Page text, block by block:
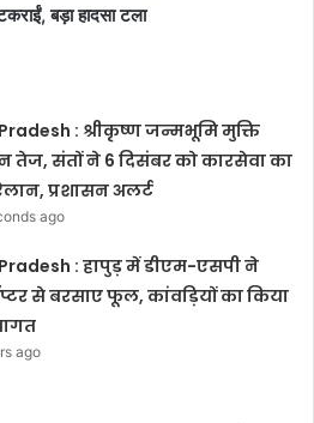
बड़ा हादसा टला
: श्रीकृष्ण जन्मभूमि मुक्ति
तेज, संतों ने 6 दिसंबर को कारसेवा का
प्रशासन अलर्ट
ago
: हापुड़ में डीएम-एसपी ने
से बरसाए फूल, कांवड़ियों का किया
ago